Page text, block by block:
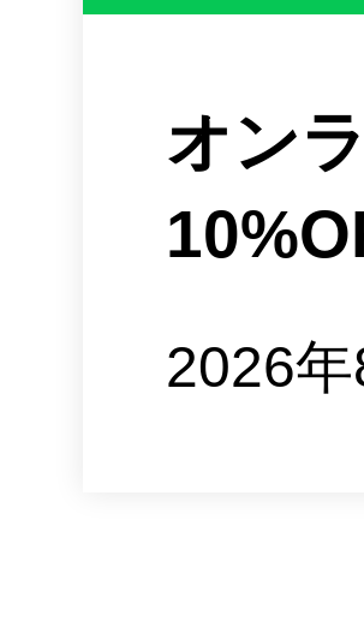
オン
2026